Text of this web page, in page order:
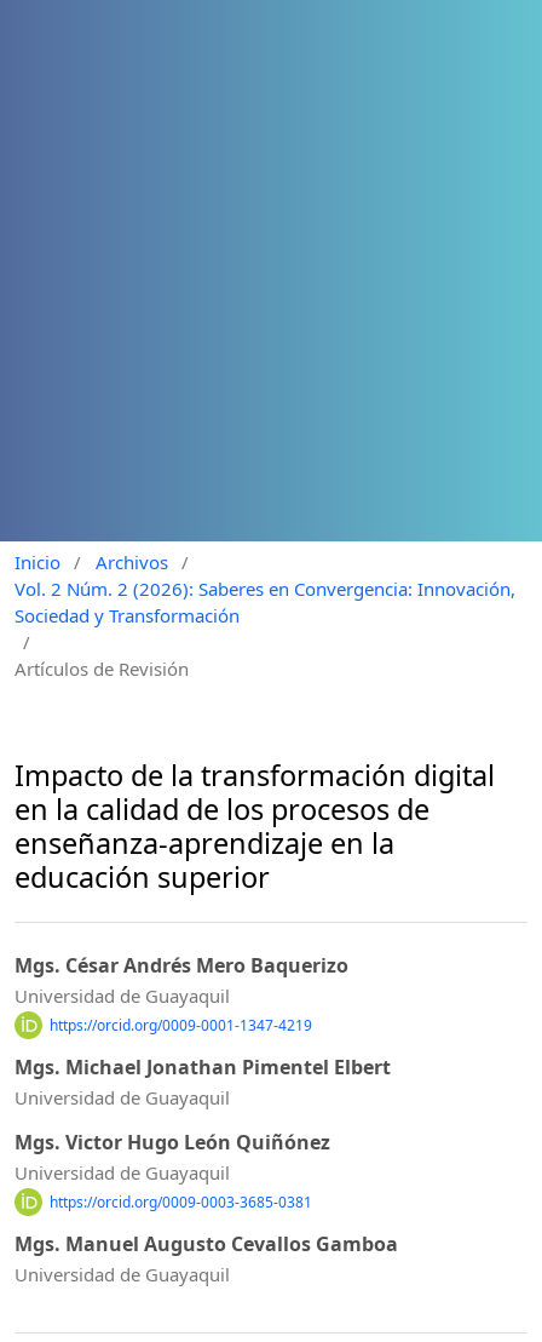
Inicio / Archivos /
Vol. 2 Núm. 2 (2026): Saberes en Convergencia: Innovación,
Sociedad y Transformación
/
Artículos de Revisión
Impacto de la transformación digital
en la calidad de los procesos de
enseñanza-aprendizaje en la
educación superior
Mgs. César Andrés Mero Baquerizo
Universidad de Guayaquil
https://orcid.org/0009-0001-1347-4219
Mgs. Michael Jonathan Pimentel Elbert
Universidad de Guayaquil
Mgs. Victor Hugo León Quiñónez
Universidad de Guayaquil
https://orcid.org/0009-0003-3685-0381
Mgs. Manuel Augusto Cevallos Gamboa
Universidad de Guayaquil